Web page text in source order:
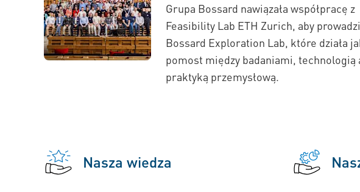
Grupa Bossard nawiązała współpracę z
Feasibility Lab ETH Zurich, aby
Bossard Exploration Lab, które działa
pomost między badaniami, technologią
praktyką przemysłową.
Nasza wiedza